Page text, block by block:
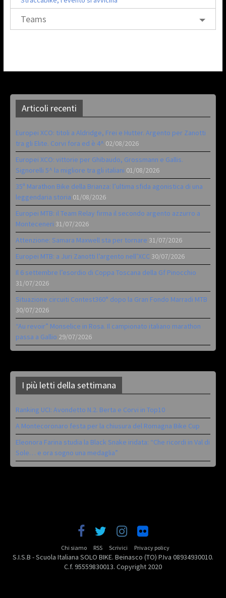
Teams
Articoli recenti
Europei XCO: titoli a Aldridge, Frei e Hutter. Argento per Zanotti
tra gli Elite. Corvi fora ed è 4^ 02/08/2026
Europei XCO: vittorie per Ghibaudo, Grossmann e Gallis.
Signorelli 5^ la migliore tra gli italiani 01/08/2026
35ª Marathon Bike della Brianza: l’ultima sfida agonistica di una
leggendaria storia 01/08/2026
Europei MTB: il Team Relay firma il secondo argento azzurro a
Monteceneri 31/07/2026
Attenzione: Samara Maxwell sta per tornare 31/07/2026
Europei MTB: a Juri Zanotti l’argento nell’XCC 30/07/2026
Il 6 settembre l’esordio di Coppa Toscana della Gf Pinocchio
31/07/2026
Situazione circuiti Contest360° dopo la Gran Fondo Marradi MTB
30/07/2026
“Au revoir” Monselice in Rosa. Il campionato italiano marathon
passa a Gallio 29/07/2026
I più letti della settimana
Ranking UCI: Avondetto N.2. Berta e Corvi in Top10
A Montecoronaro festa per la chiusura del Romagna Bike Cup
Eleonora Farina studia la Black Snake iridata: “Che ricordi in Val di
Sole… e ora sogno una medaglia”
Chi siamo RSS Scrivici Privacy policy
S.I.S.B - Scuola Italiana SOLO BIKE. Beinasco (TO) P.Iva 08934930010.
C.f. 95559830013. Copyright 2020